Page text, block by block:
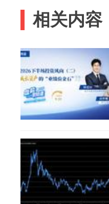
相关内容